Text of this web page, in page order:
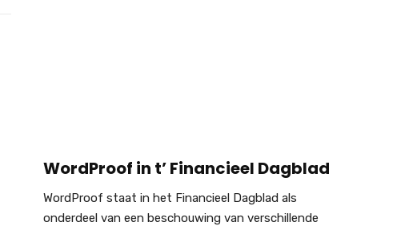
WordProof in t’ Financieel Dagblad
WordProof staat in het Financieel Dagblad als
onderdeel van een beschouwing van verschillende